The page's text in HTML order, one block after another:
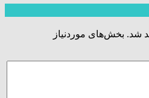
شد. بخش‌های موردنیاز